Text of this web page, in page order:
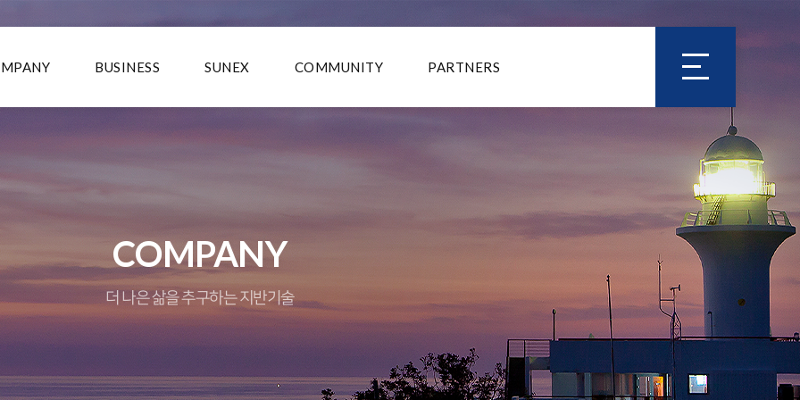
BUSINESS SUNEX COMMUNITY PARTNERS
COMPANY
더 나은 삶을 추구하는 지반기술